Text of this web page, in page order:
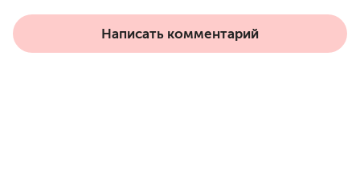
Написать комментарий